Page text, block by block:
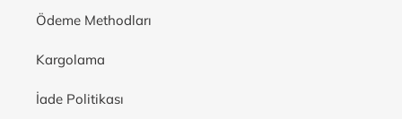
Ödeme Methodları
Kargolama
İade Politikası